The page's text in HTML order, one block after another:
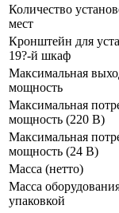
Количество
мест
Кронштейн для
19?-й шкаф
Максимальная
мощность
Максимальная
мощность (220 В)
Максимальная
мощность (24 В)
Масса (нетто)
Масса
упаковкой